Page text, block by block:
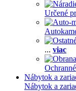
Určené
... viac
Nábytok a
Nábytok a